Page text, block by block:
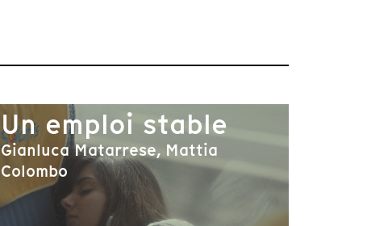
Un emploi stable
Gianluca Matarrese, Mattia
Colombo